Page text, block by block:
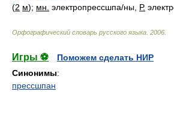
(2 м); мн. электропрессшпа/ны, Р.
Орфографический словарь русского языка 2006
Игры ⚽
Поможем сделать НИР
Синонимы:
прессшпан